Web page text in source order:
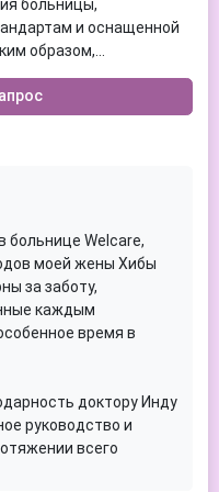
болезнь (ГЭРБ)
терапия
губ)
больницы,
и оснащенной
образом,...
больнице Welcare,
моей жены Хибы
за заботу,
каждым
время в
доктору Инду
руководство и
всего